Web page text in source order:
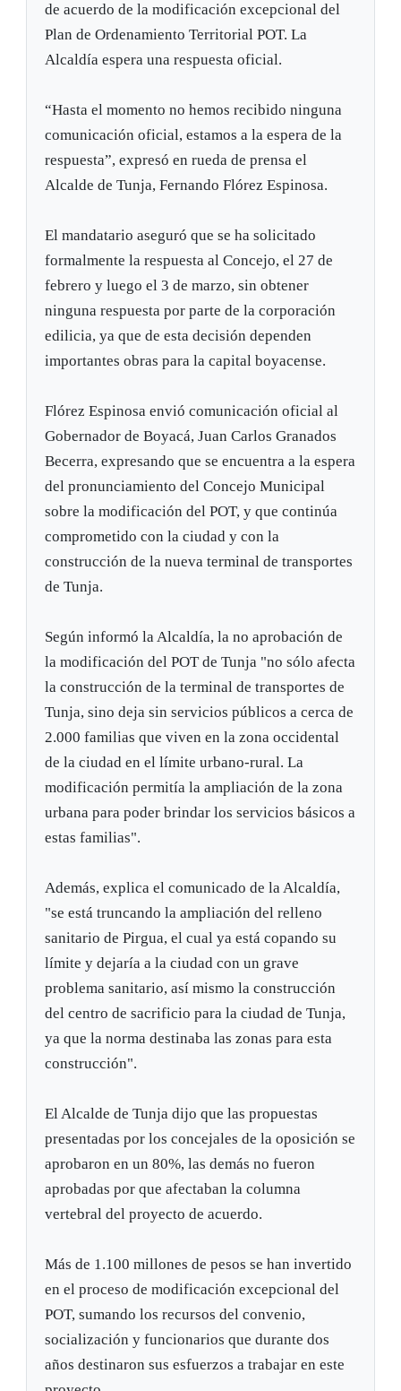
de acuerdo de la modificación excepcional del
Plan de Ordenamiento Territorial POT. La
Alcaldía espera una respuesta oficial.
“Hasta el momento no hemos recibido ninguna
comunicación oficial, estamos a la espera de la
respuesta”, expresó en rueda de prensa el
Alcalde de Tunja, Fernando Flórez Espinosa.
El mandatario aseguró que se ha solicitado
formalmente la respuesta al Concejo, el 27 de
febrero y luego el 3 de marzo, sin obtener
ninguna respuesta por parte de la corporación
edilicia, ya que de esta decisión dependen
importantes obras para la capital boyacense.
Flórez Espinosa envió comunicación oficial al
Gobernador de Boyacá, Juan Carlos Granados
Becerra, expresando que se encuentra a la espera
del pronunciamiento del Concejo Municipal
sobre la modificación del POT, y que continúa
comprometido con la ciudad y con la
construcción de la nueva terminal de transportes
de Tunja.
Según informó la Alcaldía, la no aprobación de
la modificación del POT de Tunja "no sólo afecta
la construcción de la terminal de transportes de
Tunja, sino deja sin servicios públicos a cerca de
2.000 familias que viven en la zona occidental
de la ciudad en el límite urbano-rural. La
modificación permitía la ampliación de la zona
urbana para poder brindar los servicios básicos a
estas familias".
Además, explica el comunicado de la Alcaldía,
"se está truncando la ampliación del relleno
sanitario de Pirgua, el cual ya está copando su
límite y dejaría a la ciudad con un grave
problema sanitario, así mismo la construcción
del centro de sacrificio para la ciudad de Tunja,
ya que la norma destinaba las zonas para esta
construcción".
El Alcalde de Tunja dijo que las propuestas
presentadas por los concejales de la oposición se
aprobaron en un 80%, las demás no fueron
aprobadas por que afectaban la columna
vertebral del proyecto de acuerdo.
Más de 1.100 millones de pesos se han invertido
en el proceso de modificación excepcional del
POT, sumando los recursos del convenio,
socialización y funcionarios que durante dos
años destinaron sus esfuerzos a trabajar en este